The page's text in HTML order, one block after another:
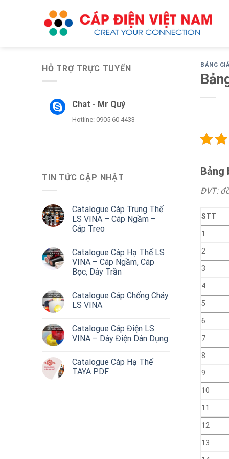
HỖ TRỢ TRỰC TUYẾN
Chat - Mr Quý
Hotline: 0905 60 4433
TIN TỨC CẬP NHẬT
Catalogue Cáp Trung Thế
LS VINA – Cáp Ngầm –
Cáp Treo
Catalogue Cáp Hạ Thế LS
VINA – Cáp Ngầm, Cáp
Bọc, Dây Trần
Catalogue Cáp Chống Cháy
LS VINA
Catalogue Cáp Điện LS
VINA – Dây Điện Dân Dụng
Catalogue Cáp Hạ Thế
TAYA PDF
BẢNG
Bảng
ĐVT:
STT
1
2
3
4
5
6
7
8
9
10
11
12
13